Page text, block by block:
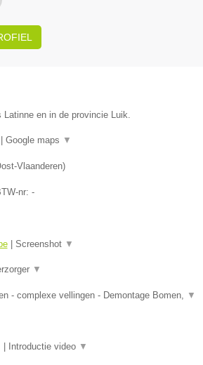
Latinne en in de provincie Luik.
Google maps ▼
Vlaanderen)
nr: -
| Screenshot ▼
▼
- complexe vellingen - Demontage Bomen, ▼
Introductie video ▼